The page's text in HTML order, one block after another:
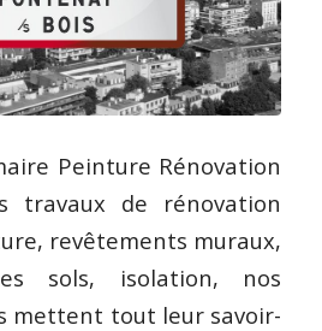
Peinture Rénovation
travaux de rénovation
revêtements muraux,
sols, isolation, nos
mettent tout leur savoir-